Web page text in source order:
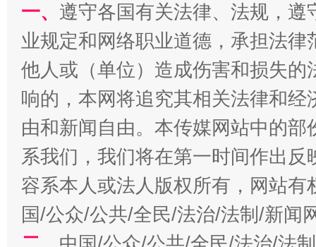
千年窑火 生生不息
揭开“小金库”的免责幌子
一、 遵守各国有关法律、法规，
业规定和网络职业道德，承担法
他人或（单位）造成伤害和损失
响的，本网将追究其相关法律和
由和新闻自由。本传媒网站中的
系我们，我们将在第一时间作出
容系本人或法人版权所有，网站
国/公众/公共/全民/法治/法制/新闻